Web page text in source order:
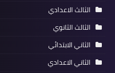
الثالث الاعدادي
الثالث الثانوي
الثاني الابتدائي
الثاني الاعدادي